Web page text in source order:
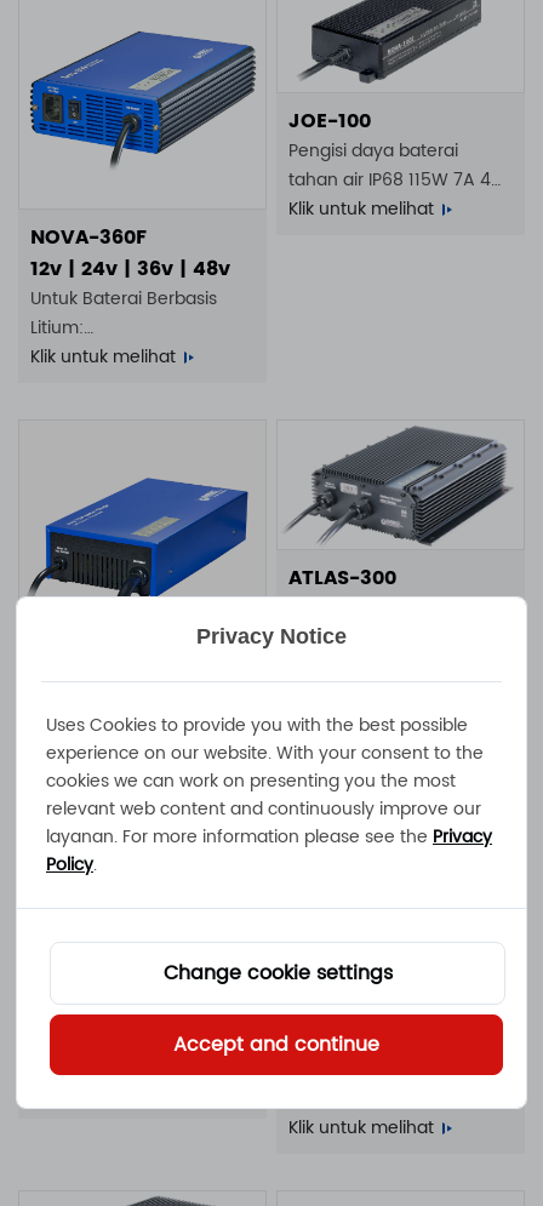
NOVA-360F
12v | 24v | 36v | 48v
Untuk Baterai Berbasis
Litium:
4S 25A | 8S 12A | 14S 7A |
Klik untuk melihat
JOE-100
Pengisi daya baterai
tahan air IP68 115W 7A 4A
2.5A 2A 100 - 240VAC
Klik untuk melihat
Pengisi daya baterai 750W
25A 13A 100 - 240VAC
IP20 dengan kipas
pendingin
Klik untuk melihat
ATLAS-300
tahan air IP65 300W 20A
ATLAS-500
Pengisi daya baterai
tahan air IP65 500W 17A
NOVA-1000F
Pengisi daya baterai
30A 21A 20A 18A 100 -
Klik untuk melihat
Privacy Notice
Uses Cookies to provide you with the best possible
experience on our website. With your consent to the
cookies we can work on presenting you the most
relevant web content and continuously improve our
layanan. For more information please see the Privacy
Policy.
Change cookie settings
Accept and continue